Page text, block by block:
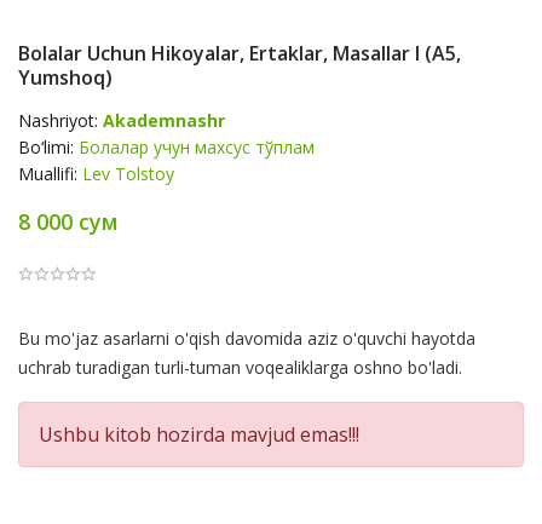
Bolalar Uchun Hikoyalar, Ertaklar, Masallar I (А5,
Yumshoq)
Nashriyot: Akademnashr
Bo‘limi: Болалар учун махсус тўплам
Muallifi: Lev Tolstoy
8 000 сум
Product
Summery
Bu mo'jaz asarlarni o'qish davomida aziz o'quvchi hayotda
uchrab turadigan turli-tuman voqealiklarga oshno bo'ladi.
Ushbu kitob hozirda mavjud emas!!!